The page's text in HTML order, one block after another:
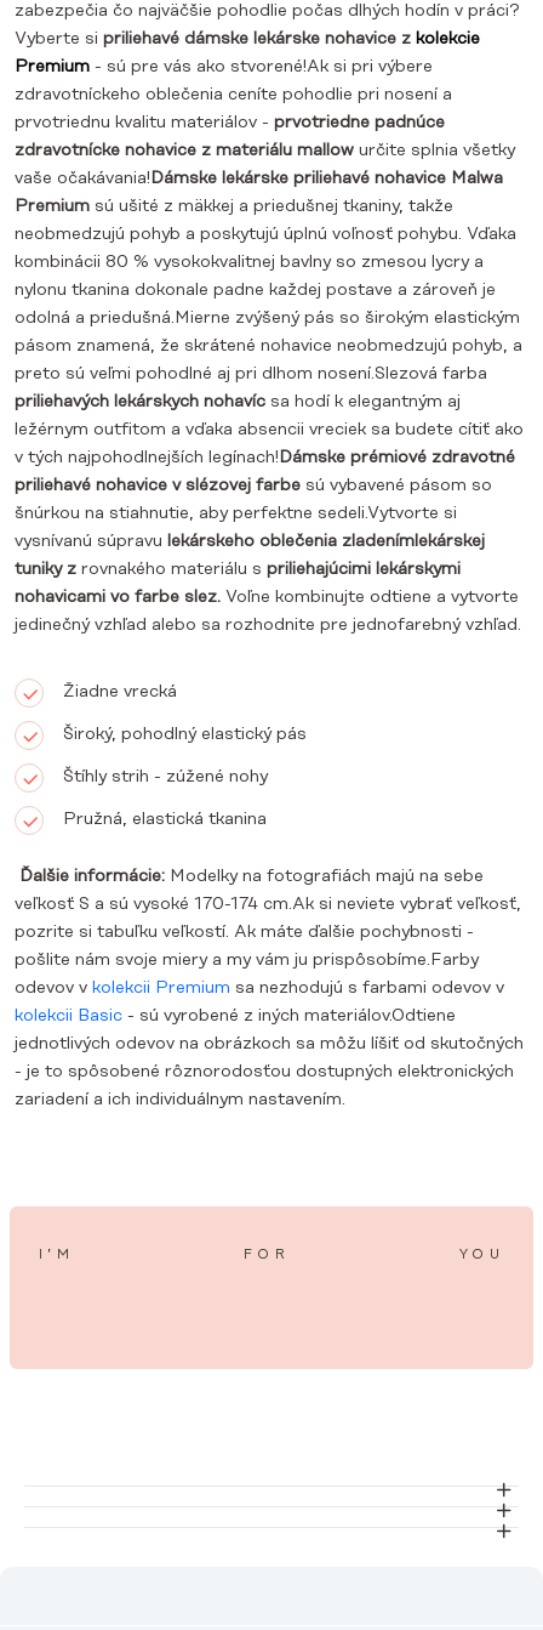
zabezpečia čo najväčšie pohodlie počas dlhých hodín v práci?
Vyberte si priliehavé dámske lekárske nohavice z kolekcie
Premium - sú pre vás ako stvorené!Ak si pri výbere
zdravotníckeho oblečenia ceníte pohodlie pri nosení a
prvotriednu kvalitu materiálov - prvotriedne padnúce
zdravotnícke nohavice z materiálu mallow určite splnia všetky
vaše očakávania! Dámske lekárske priliehavé nohavice Malwa
Premium sú ušité z mäkkej a priedušnej tkaniny, takže
neobmedzujú pohyb a poskytujú úplnú voľnosť pohybu. Vďaka
kombinácii 80 % vysokokvalitnej bavlny so zmesou lycry a
nylonu tkanina dokonale padne každej postave a zároveň je
odolná a priedušná.Mierne zvýšený pás so širokým elastickým
pásom znamená, že skrátené nohavice neobmedzujú pohyb, a
preto sú veľmi pohodlné aj pri dlhom nosení.Slezová farba
priliehavých lekárskych nohavíc sa hodí k elegantným aj
ležérnym outfitom a vďaka absencii vreciek sa budete cítiť ako
v tých najpohodlnejších legínach! Dámske prémiové zdravotné
priliehavé nohavice v slézovej farbe sú vybavené pásom so
šnúrkou na stiahnutie, aby perfektne sedeli.Vytvorte si
vysnívanú súpravu lekárskeho oblečenia zladením lekárskej
tuniky z rovnakého materiálu s priliehajúcimi lekárskymi
nohavicami vo farbe slez. Voľne kombinujte odtiene a vytvorte
jedinečný vzhľad alebo sa rozhodnite pre jednofarebný vzhľad.
Žiadne vrecká
Široký, pohodlný elastický pás
Štíhly strih - zúžené nohy
Pružná, elastická tkanina
Ďalšie informácie: Modelky na fotografiách majú na sebe
veľkosť S a sú vysoké 170-174 cm.Ak si neviete vybrať veľkosť,
pozrite si tabuľku veľkostí. Ak máte ďalšie pochybnosti -
pošlite nám svoje miery a my vám ju prispôsobíme.Farby
odevov v kolekcii Premium sa nezhodujú s farbami odevov v
kolekcii Basic - sú vyrobené z iných materiálov.Odtiene
jednotlivých odevov na obrázkoch sa môžu líšiť od skutočných
- je to spôsobené rôznorodosťou dostupných elektronických
zariadení a ich individuálnym nastavením.
I’M FOR YOU